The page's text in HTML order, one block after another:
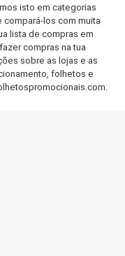
isto em categorias
compará-los com muita
lista de compras em
compras na tua
sobre as lojas e as
folhetos e